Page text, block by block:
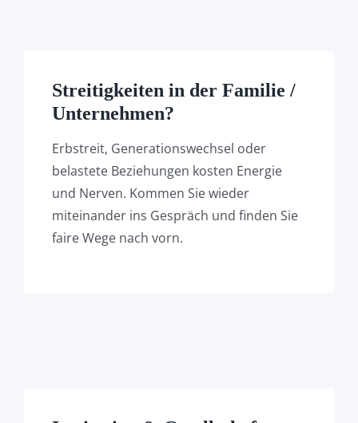
Streitigkeiten in der Familie /
Unternehmen?
Erbstreit, Generationswechsel oder
belastete Beziehungen kosten Energie
und Nerven. Kommen Sie wieder
miteinander ins Gespräch und finden Sie
faire Wege nach vorn.